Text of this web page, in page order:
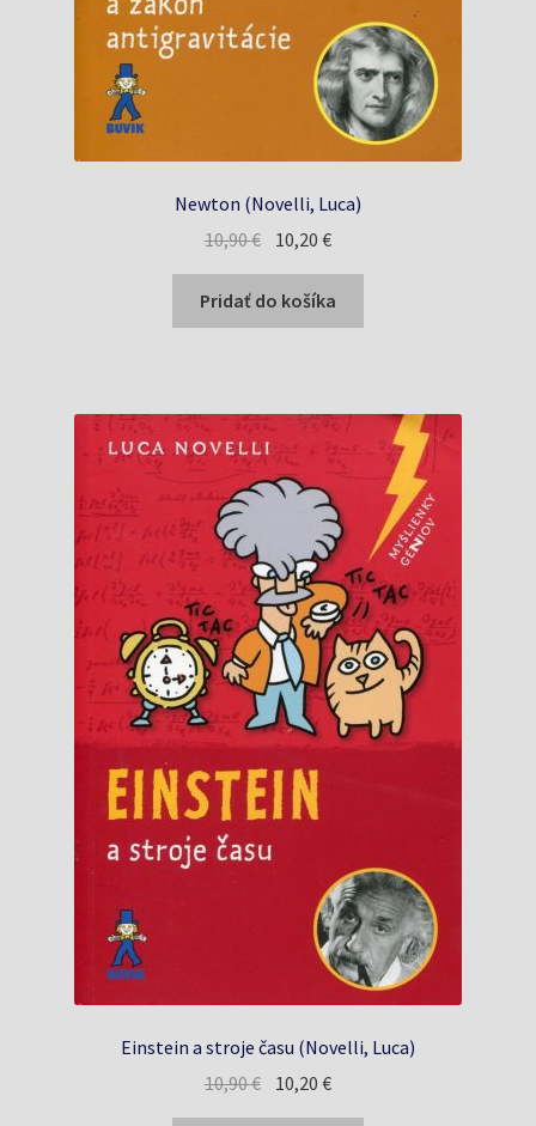
Newton (Novelli, Luca)
10,90€ Pôvodná
cena
bola:
10,90 €.
10,20€Aktuálna
cena
je:
10,20 €.
Pridať do košíka
Einstein a stroje času (Novelli, Luca)
10,90€ Pôvodná
cena
10,20€Aktuálna
cena